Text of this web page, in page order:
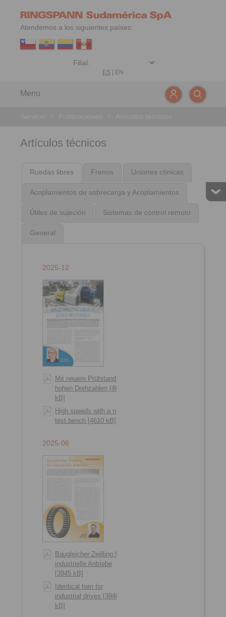
Atendemos a los siguientes países:
ES EN
Menu
Artículos técnicos
Ruedas libres Frenos Uniones cónicas
Acoplamientos de sobrecarga y Acoplamientos
Útiles de sujeción Sistemas de control remoto
General
2025-12
Mit neuem Prüfstand zu
hohen Drehzahlen [4614
kB]
High speeds with a new
test bench [4610 kB]
2025-06
Baugleicher Zwilling für
industrielle Antriebe
[3945 kB]
Identical twin for
industrial drives [3940
kB]